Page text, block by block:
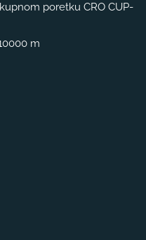
poretku CRO CUP-
m